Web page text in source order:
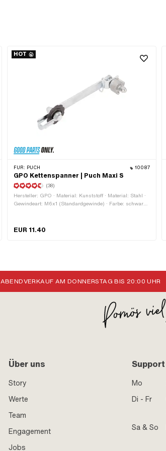
HOT
FÜR: PUCH 10087
GPO Kettenspanner | Puch Maxi S
(38)
Hersteller: GPO · Material: Kunststoff · Material: Stahl ·
Gewindeart: M6x1 (Standardgewinde) · Farbe: schwarz ·
Kettenrad: 36 mm · Anzahl Befestigungspunkte: 1 Stk.
EUR 11.40
ABENDVERKAUF AM DONNERSTAG BIS 20:00 UHR
Über uns
Story
Werte
Team
Engagement
Jobs
Support
Mo
Di - Fr
Sa & So